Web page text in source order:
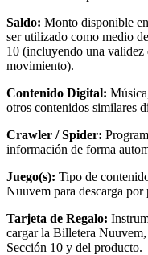
Saldo: Monto disponible
ser utilizado como medio
10 (incluyendo una validez
movimiento).
Contenido Digital:
otros contenidos similares
Crawler / Spider:
información de forma
Juego(s): Tipo de
Nuuvem para descarga por
Tarjeta de Regalo:
cargar la Billetera
Sección 10 y del producto.